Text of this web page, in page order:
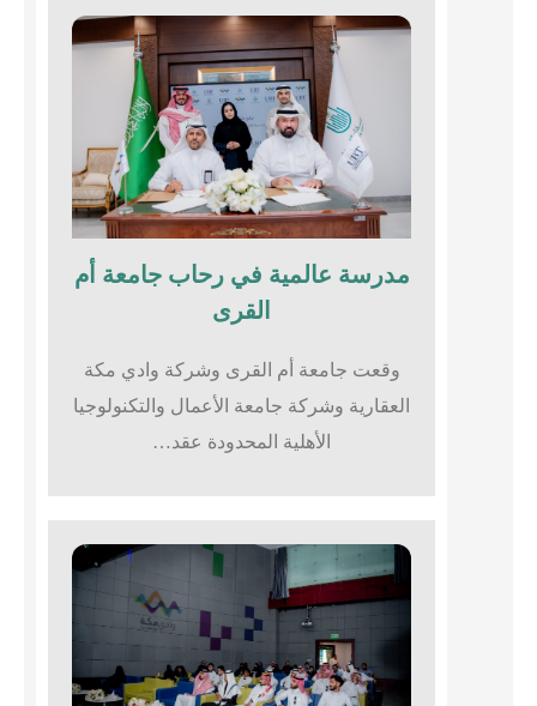
مدرسة عالمية في رحاب جامعة أم
القرى​
وقعت جامعة أم القرى وشركة وادي مكة
العقارية وشركة جامعة الأعمال والتكنولوجيا
الأهلية المحدودة عقد…